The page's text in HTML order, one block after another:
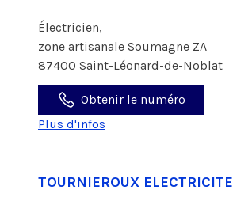
Électricien,
zone artisanale Soumagne ZA
87400 Saint-Léonard-de-Noblat
Obtenir le numéro
Plus d'infos
TOURNIEROUX ELECTRICITE